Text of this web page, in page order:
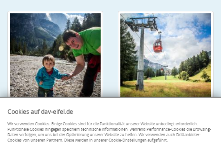
Cookies auf dav-eifel.de
Wir verwenden Cookies. Einige Cookies sind für die Funktionalität unserer Website unbedingt erforderlich.
Funktionale Cookies hingegen speichern technische Informationen, während Performance-Cookies die Browsing-
Daten verfolgen, um uns bei der Optimierung unserer Website zu helfen. Wir verwenden auch Drittanbieter-
Cookies von unseren Partnern. Diese werden in unserer Cookie-Einstellungen aufgeführt.